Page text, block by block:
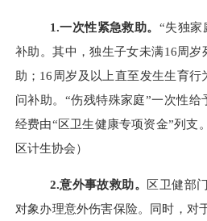
1.一次性紧急救助。 “失独家
补助。其中，独生子女未满16周岁
助；16周岁及以上直至发生生育行
问补助。“伤残特殊家庭”一次性给
经费由“区卫生健康专项资金”列支
区计生协会）
2.意外事故救助。 区卫健部
对象办理意外伤害保险。同时，对